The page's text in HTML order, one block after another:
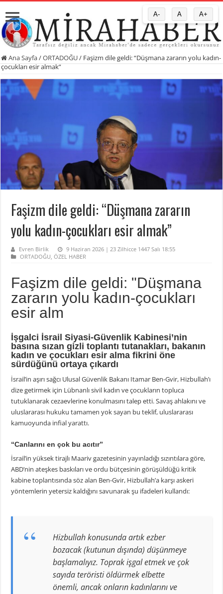
Ana Sayfa/ORTADOĞU/ Faşizm dile geldi: “Düşmana zararın yolu kadın-
çocukları esir almak”
Faşizm dile geldi: “Düşmana zararın
yolu kadın-çocukları esir almak”
Evren Birlik
9 Haziran 2026 | 23 Zilhicce 1447 Salı 18:55
ORTADOĞU,ÖZEL HABER
Faşizm dile geldi: "Düşmana
zararın yolu kadın-çocukları
esir alm
İşgalci İsrail Siyasi-Güvenlik Kabinesi’nin
basına sızan gizli toplantı tutanakları, bakanın
kadın ve çocukları esir alma fikrini öne
sürdüğünü ortaya çıkardı
İsrail’in aşırı sağcı Ulusal Güvenlik Bakanı Itamar Ben-Gvir, Hizbullah’ı
dize getirmek için Lübnanlı sivil kadın ve çocukların topluca
tutuklanarak cezaevlerine konulmasını talep etti. Savaş ahlakını ve
uluslararası hukuku tamamen yok sayan bu teklif, uluslararası
kamuoyunda infial yarattı.
“Canlarını en çok bu acıtır”
İsrail’in yüksek tirajlı Maariv gazetesinin yayınladığı sızıntılara göre,
ABD’nin ateşkes baskıları ve ordu bütçesinin görüşüldüğü kritik
kabine toplantısında söz alan Ben-Gvir, Hizbullah’a karşı askeri
yöntemlerin yetersiz kaldığını savunarak şu ifadeleri kullandı:
Hizbullah konusunda artık ezber
bozacak (kutunun dışında) düşünmeye
başlamalıyız. Toprak işgal etmek ve çok
sayıda teröristi öldürmek elbette
önemli, ancak onların kadınlarını ve
A- A A+